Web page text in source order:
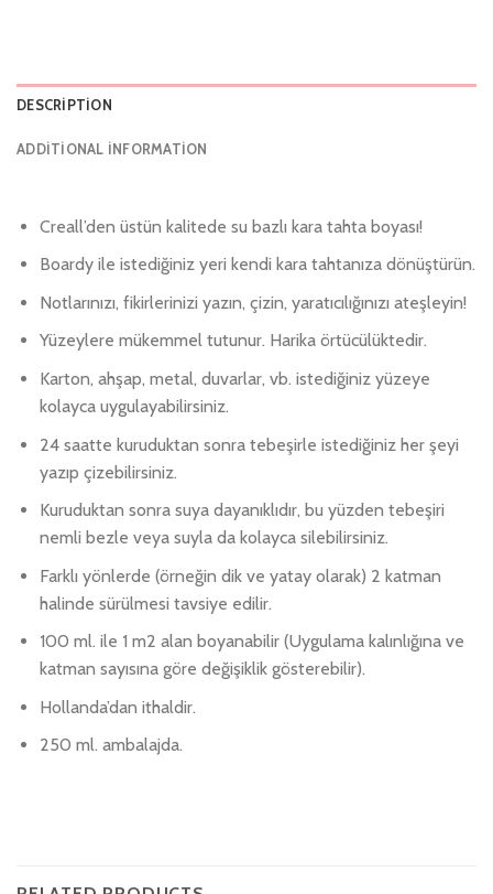
DESCRIPTION
ADDITIONAL INFORMATION
Creall’den üstün kalitede su bazlı kara tahta boyası!
Boardy ile istediğiniz yeri kendi kara tahtanıza dönüştürün.
Notlarınızı, fikirlerinizi yazın, çizin, yaratıcılığınızı ateşleyin!
Yüzeylere mükemmel tutunur. Harika örtücülüktedir.
Karton, ahşap, metal, duvarlar, vb. istediğiniz yüzeye
kolayca uygulayabilirsiniz.
24 saatte kuruduktan sonra tebeşirle istediğiniz her şeyi
yazıp çizebilirsiniz.
Kuruduktan sonra suya dayanıklıdır, bu yüzden tebeşiri
nemli bezle veya suyla da kolayca silebilirsiniz.
Farklı yönlerde (örneğin dik ve yatay olarak) 2 katman
halinde sürülmesi tavsiye edilir.
100 ml. ile 1 m2 alan boyanabilir (Uygulama kalınlığına ve
katman sayısına göre değişiklik gösterebilir).
Hollanda’dan ithaldir.
250 ml. ambalajda.